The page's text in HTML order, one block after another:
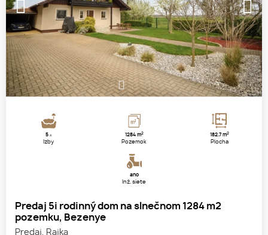
1 2 3
5x
Izby
1284 m2
Pozemok
182.7 m2
Plocha
áno
Inž. siete
Predaj 5i rodinný dom na slnečnom 1284 m2
pozemku, Bezenye
Predaj, Rajka